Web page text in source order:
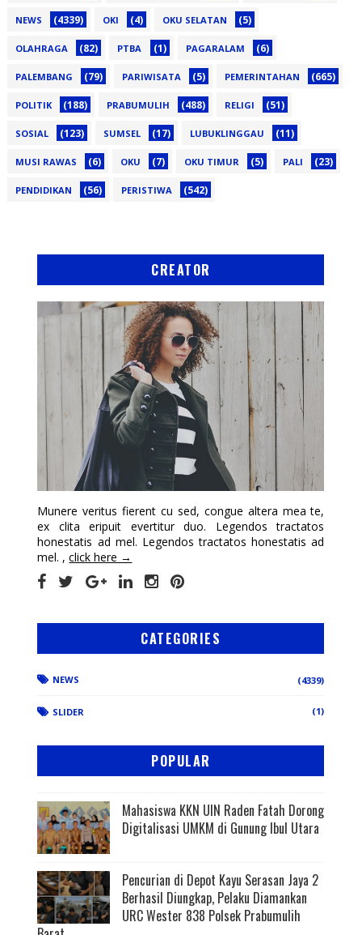
NEWS (4339) OKI (4) OKU SELATAN (5)
OLAHRAGA (82) PTBA (1) PAGARALAM (6)
PALEMBANG (79) PARIWISATA (5) PEMERINTAHAN (665)
POLITIK (188) PRABUMULIH (488) RELIGI (51)
SOSIAL (123) SUMSEL (17) LUBUKLINGGAU (11)
MUSI RAWAS (6) OKU (7) OKU TIMUR (5) PALI (23)
PENDIDIKAN (56) PERISTIWA (542)
CREATOR
Munere veritus fierent cu sed, congue altera mea te,
ex clita eripuit evertitur duo. Legendos tractatos
honestatis ad mel. Legendos tractatos honestatis ad
mel. ,click here →
CATEGORIES
NEWS (4339)
SLIDER (1)
POPULAR
Mahasiswa KKN UIN Raden Fatah Dorong
Digitalisasi UMKM di Gunung Ibul Utara
Pencurian di Depot Kayu Serasan Jaya 2
Berhasil Diungkap, Pelaku Diamankan
URC Wester 838 Polsek Prabumulih